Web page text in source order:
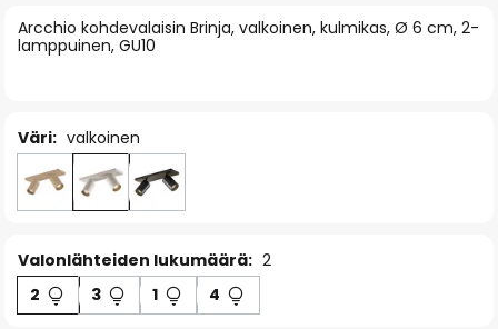
the
images
Arcchio kohdevalaisin Brinja, valkoinen, kulmikas, Ø 6 cm, 2-
lamppuinen, GU10
Väri: valkoinen
Valonlähteiden lukumäärä: 2
2
3 1 4